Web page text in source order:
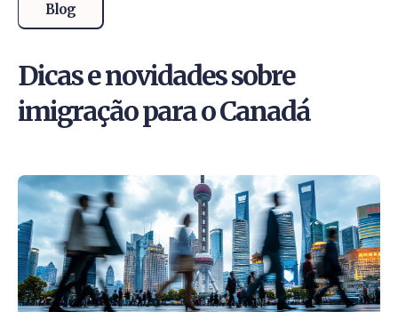
Blog
Dicas e novidades sobre
imigração para o Canadá